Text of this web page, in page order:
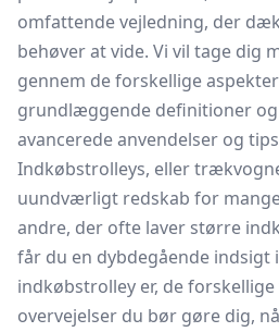
omfattende vejledning, der
behøver at vide. Vi vil tage dig
gennem de forskellige
grundlæggende definitioner
avancerede anvendelser og
Indkøbstrolleys, eller
uundværligt redskab for
andre, der ofte laver større
får du en dybdegående indsigt
indkøbstrolley er, de
overvejelser du bør gøre dig,